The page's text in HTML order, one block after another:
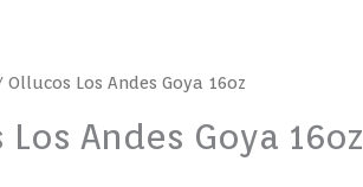
Ollucos Los Andes Goya 16oz
Andes Goya 16oz